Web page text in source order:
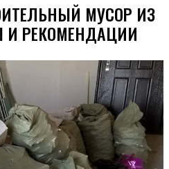
МУСОР ИЗ
И РЕКОМЕНДАЦИИ